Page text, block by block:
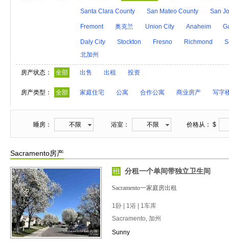
亚利桑那AZ 阿肯色AR 密歇根MI 明尼苏达
内华达NV 新汉普郡NH 科罗拉多CO 新墨
奥克拉荷马OK 俄勒冈州OR 特拉华DE 罗
维莫特VT
Santa Clara County San Mateo County San
Fremont 奥克兰 Union City Anaheim
Daly City Stockton Fresno Richmond
北加州
房产状态： 全部 出售 出租 投资
房产类型： 全部 家庭住宅 公寓 合作公寓 商业房产 写字
睡房： 不限 浴室： 不限 价格从： $
Sacramento房产
6图
分租一个单间带独立卫生间
Sacramento一家庭房出租
1卧 | 1浴 | 1车库
Sacramento, 加州
Sunny